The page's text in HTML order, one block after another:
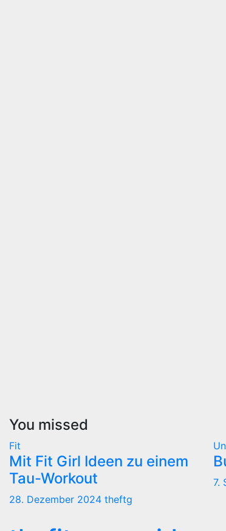
You missed
Fit
Mit Fit Girl Ideen zu einem
Tau-Workout
28. Dezember 2024 theftg
7.